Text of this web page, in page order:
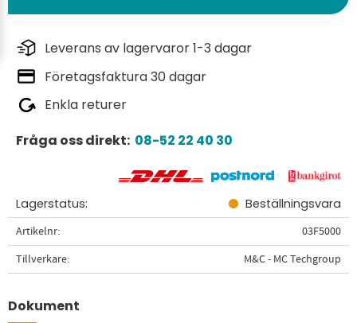
Leverans av lagervaror 1-3 dagar
Företagsfaktura 30 dagar
Enkla returer
Fråga oss direkt: 08-52 22 40 30
Lagerstatus Beställningsvara
Artikelnr
03F5000
Tillverkare
M&C - MC Techgroup
Dokument